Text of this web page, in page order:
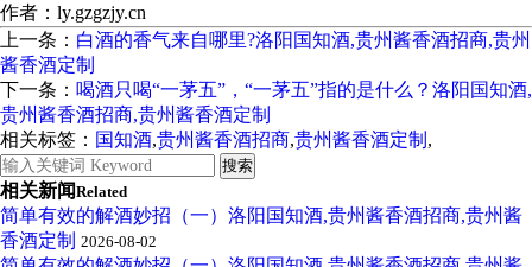
作者：ly.gzgzjy.cn
上一条： 白酒的香气来自哪里?洛阳国知酒,贵州酱香酒招商,贵州
酱香酒定制
下一条： 喝酒只喝“一茅五”，“一茅五”指的是什么？洛阳国知酒,
贵州酱香酒招商,贵州酱香酒定制
相关标签： 国知酒,贵州酱香酒招商,贵州酱香酒定制 ,
相关新闻Related
简单有效的解酒妙招（一）洛阳国知酒,贵州酱香酒招商,贵州酱
香酒定制 2026-08-02